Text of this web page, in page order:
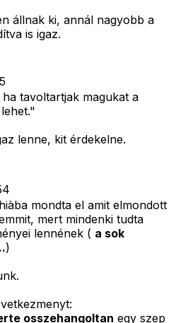
állnak ki, annál nagyobb a
is igaz.
tavoltartjak magukat a
lenne, kit érdekelne.
mondta el amit elmondott
mert mindenki tudta
lennének ( a sok
)
osszehangoltan egy szep